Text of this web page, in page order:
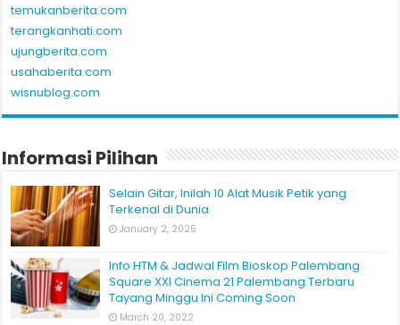
temukanberita.com
terangkanhati.com
ujungberita.com
usahaberita.com
wisnublog.com
Informasi Pilihan
Selain Gitar, Inilah 10 Alat Musik Petik yang
Terkenal di Dunia
January 2, 2025
Info HTM & Jadwal Film Bioskop Palembang
Square XXI Cinema 21 Palembang Terbaru
Tayang Minggu Ini Coming Soon
March 20, 2022